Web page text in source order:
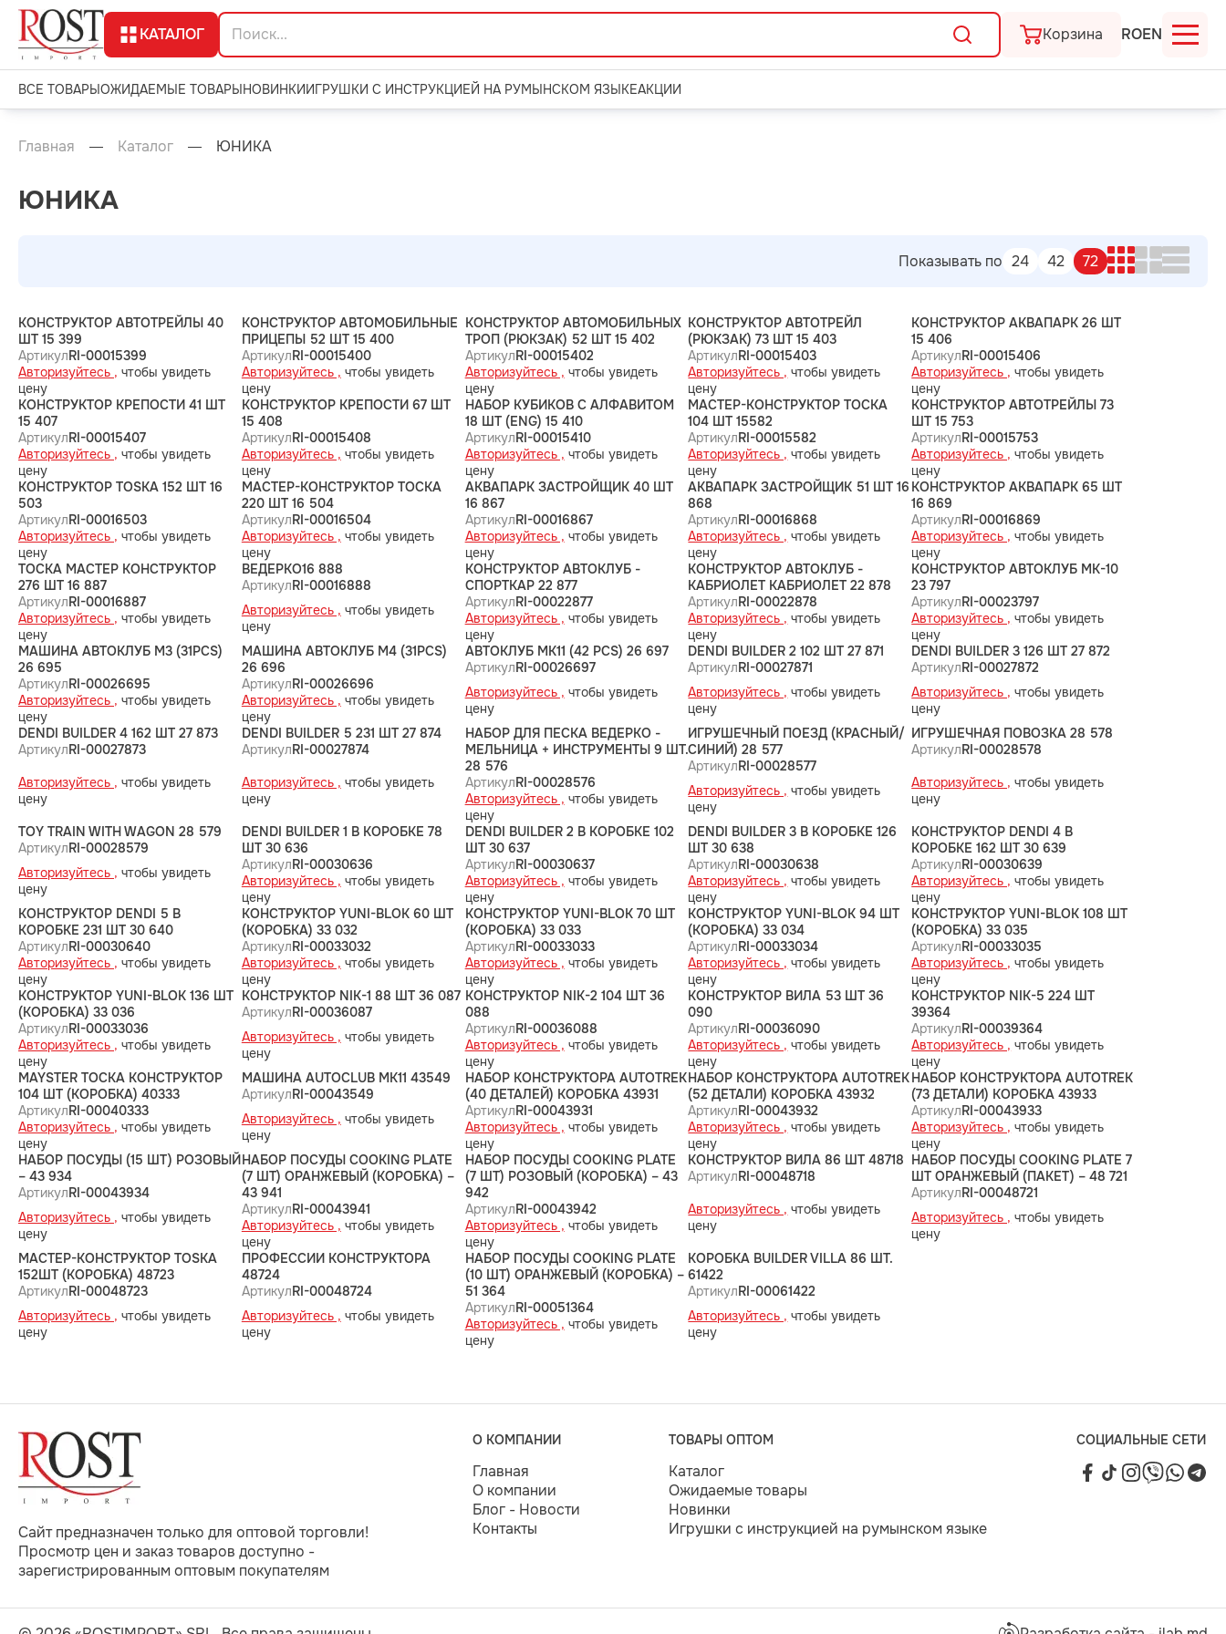
КАТАЛОГ Корзина ROEN
ВСЕ ТОВАРЫОЖИДАЕМЫЕ ТОВАРЫНОВИНКИИГРУШКИ С ИНСТРУКЦИЕЙ НА РУМЫНСКОМ ЯЗЫКЕАКЦИИ
Главная Каталог ЮНИКА
ЮНИКА
Показывать по 24 42 72
КОНСТРУКТОР АВТОТРЕЙЛЫ 40
ШТ 15 399
АртикулRI-00015399
Авторизуйтесь , чтобы увидеть
цену
КОНСТРУКТОР АВТОМОБИЛЬНЫЕ
ПРИЦЕПЫ 52 ШТ 15 400
АртикулRI-00015400
Авторизуйтесь , чтобы увидеть
цену
КОНСТРУКТОР АВТОМОБИЛЬНЫХ
ТРОП (РЮКЗАК) 52 ШТ 15 402
АртикулRI-00015402
Авторизуйтесь , чтобы увидеть
цену
КОНСТРУКТОР АВТОТРЕЙЛ
(РЮКЗАК) 73 ШТ 15 403
АртикулRI-00015403
Авторизуйтесь , чтобы увидеть
цену
КОНСТРУКТОР АКВАПАРК 26 ШТ
15 406
АртикулRI-00015406
Авторизуйтесь , чтобы увидеть
цену
КОНСТРУКТОР КРЕПОСТИ 41 ШТ
15 407
АртикулRI-00015407
Авторизуйтесь , чтобы увидеть
цену
КОНСТРУКТОР КРЕПОСТИ 67 ШТ
15 408
АртикулRI-00015408
Авторизуйтесь , чтобы увидеть
цену
НАБОР КУБИКОВ С АЛФАВИТОМ
18 ШТ (ENG) 15 410
АртикулRI-00015410
Авторизуйтесь , чтобы увидеть
цену
МАСТЕР-КОНСТРУКТОР ТОСКА
104 ШТ 15582
АртикулRI-00015582
Авторизуйтесь , чтобы увидеть
цену
КОНСТРУКТОР АВТОТРЕЙЛЫ 73
ШТ 15 753
АртикулRI-00015753
Авторизуйтесь , чтобы увидеть
цену
КОНСТРУКТОР TOSKA 152 ШТ 16
503
АртикулRI-00016503
Авторизуйтесь , чтобы увидеть
цену
МАСТЕР-КОНСТРУКТОР ТОСКА
220 ШТ 16 504
АртикулRI-00016504
Авторизуйтесь , чтобы увидеть
цену
АКВАПАРК ЗАСТРОЙЩИК 40 ШТ
16 867
АртикулRI-00016867
Авторизуйтесь , чтобы увидеть
цену
АКВАПАРК ЗАСТРОЙЩИК 51 ШТ 16
868
АртикулRI-00016868
Авторизуйтесь , чтобы увидеть
цену
КОНСТРУКТОР АКВАПАРК 65 ШТ
16 869
АртикулRI-00016869
Авторизуйтесь , чтобы увидеть
цену
ТОСКА МАСТЕР КОНСТРУКТОР
276 ШТ 16 887
АртикулRI-00016887
Авторизуйтесь , чтобы увидеть
цену
ВЕДЕРКО16 888
АртикулRI-00016888
Авторизуйтесь , чтобы увидеть
цену
КОНСТРУКТОР АВТОКЛУБ -
СПОРТКАР 22 877
АртикулRI-00022877
Авторизуйтесь , чтобы увидеть
цену
КОНСТРУКТОР АВТОКЛУБ -
КАБРИОЛЕТ КАБРИОЛЕТ 22 878
АртикулRI-00022878
Авторизуйтесь , чтобы увидеть
цену
КОНСТРУКТОР АВТОКЛУБ МК-10
23 797
АртикулRI-00023797
Авторизуйтесь , чтобы увидеть
цену
МАШИНА АВТОКЛУБ M3 (31PCS)
26 695
АртикулRI-00026695
Авторизуйтесь , чтобы увидеть
цену
МАШИНА АВТОКЛУБ M4 (31PCS)
26 696
АртикулRI-00026696
Авторизуйтесь , чтобы увидеть
цену
АВТОКЛУБ MK11 (42 PCS) 26 697
АртикулRI-00026697
Авторизуйтесь , чтобы увидеть
цену
DENDI BUILDER 2 102 ШТ 27 871
АртикулRI-00027871
Авторизуйтесь , чтобы увидеть
цену
DENDI BUILDER 3 126 ШТ 27 872
АртикулRI-00027872
Авторизуйтесь , чтобы увидеть
цену
DENDI BUILDER 4 162 ШТ 27 873
АртикулRI-00027873
Авторизуйтесь , чтобы увидеть
цену
DENDI BUILDER 5 231 ШТ 27 874
АртикулRI-00027874
Авторизуйтесь , чтобы увидеть
цену
НАБОР ДЛЯ ПЕСКА ВЕДЕРКО -
МЕЛЬНИЦА + ИНСТРУМЕНТЫ 9 ШТ.
28 576
АртикулRI-00028576
Авторизуйтесь , чтобы увидеть
цену
ИГРУШЕЧНЫЙ ПОЕЗД (КРАСНЫЙ/
СИНИЙ) 28 577
АртикулRI-00028577
Авторизуйтесь , чтобы увидеть
цену
ИГРУШЕЧНАЯ ПОВОЗКА 28 578
АртикулRI-00028578
Авторизуйтесь , чтобы увидеть
цену
TOY TRAIN WITH WAGON 28 579
АртикулRI-00028579
Авторизуйтесь , чтобы увидеть
цену
DENDI BUILDER 1 В КОРОБКЕ 78
ШТ 30 636
АртикулRI-00030636
Авторизуйтесь , чтобы увидеть
цену
DENDI BUILDER 2 В КОРОБКЕ 102
ШТ 30 637
АртикулRI-00030637
Авторизуйтесь , чтобы увидеть
цену
DENDI BUILDER 3 В КОРОБКЕ 126
ШТ 30 638
АртикулRI-00030638
Авторизуйтесь , чтобы увидеть
цену
КОНСТРУКТОР DENDI 4 В
КОРОБКЕ 162 ШТ 30 639
АртикулRI-00030639
Авторизуйтесь , чтобы увидеть
цену
КОНСТРУКТОР DENDI 5 В
КОРОБКЕ 231 ШТ 30 640
АртикулRI-00030640
Авторизуйтесь , чтобы увидеть
цену
КОНСТРУКТОР YUNI-BLOK 60 ШТ
(КОРОБКА) 33 032
АртикулRI-00033032
Авторизуйтесь , чтобы увидеть
цену
КОНСТРУКТОР YUNI-BLOK 70 ШТ
(КОРОБКА) 33 033
АртикулRI-00033033
Авторизуйтесь , чтобы увидеть
цену
КОНСТРУКТОР YUNI-BLOK 94 ШТ
(КОРОБКА) 33 034
АртикулRI-00033034
Авторизуйтесь , чтобы увидеть
цену
КОНСТРУКТОР YUNI-BLOK 108 ШТ
(КОРОБКА) 33 035
АртикулRI-00033035
Авторизуйтесь , чтобы увидеть
цену
КОНСТРУКТОР YUNI-BLOK 136 ШТ
(КОРОБКА) 33 036
АртикулRI-00033036
Авторизуйтесь , чтобы увидеть
цену
КОНСТРУКТОР NIK-1 88 ШТ 36 087
АртикулRI-00036087
Авторизуйтесь , чтобы увидеть
цену
КОНСТРУКТОР NIK-2 104 ШТ 36
088
АртикулRI-00036088
Авторизуйтесь , чтобы увидеть
цену
КОНСТРУКТОР ВИЛА 53 ШТ 36
090
АртикулRI-00036090
Авторизуйтесь , чтобы увидеть
цену
КОНСТРУКТОР NIK-5 224 ШТ
39364
АртикулRI-00039364
Авторизуйтесь , чтобы увидеть
цену
MAYSTER ТОСКА КОНСТРУКТОР
104 ШТ (КОРОБКА) 40333
АртикулRI-00040333
Авторизуйтесь , чтобы увидеть
цену
МАШИНА AUTOCLUB MK11 43549
АртикулRI-00043549
Авторизуйтесь , чтобы увидеть
цену
НАБОР КОНСТРУКТОРА AUTOTREK
(40 ДЕТАЛЕЙ) КОРОБКА 43931
АртикулRI-00043931
Авторизуйтесь , чтобы увидеть
цену
НАБОР КОНСТРУКТОРА AUTOTREK
(52 ДЕТАЛИ) КОРОБКА 43932
АртикулRI-00043932
Авторизуйтесь , чтобы увидеть
цену
НАБОР КОНСТРУКТОРА AUTOTREK
(73 ДЕТАЛИ) КОРОБКА 43933
АртикулRI-00043933
Авторизуйтесь , чтобы увидеть
цену
НАБОР ПОСУДЫ (15 ШТ) РОЗОВЫЙ
– 43 934
АртикулRI-00043934
Авторизуйтесь , чтобы увидеть
цену
НАБОР ПОСУДЫ COOKING PLATE
(7 ШТ) ОРАНЖЕВЫЙ (КОРОБКА) –
43 941
АртикулRI-00043941
Авторизуйтесь , чтобы увидеть
цену
НАБОР ПОСУДЫ COOKING PLATE
(7 ШТ) РОЗОВЫЙ (КОРОБКА) – 43
942
АртикулRI-00043942
Авторизуйтесь , чтобы увидеть
цену
КОНСТРУКТОР ВИЛА 86 ШТ 48718
АртикулRI-00048718
Авторизуйтесь , чтобы увидеть
цену
НАБОР ПОСУДЫ COOKING PLATE 7
ШТ ОРАНЖЕВЫЙ (ПАКЕТ) – 48 721
АртикулRI-00048721
Авторизуйтесь , чтобы увидеть
цену
МАСТЕР-КОНСТРУКТОР TOSKA
152ШТ (КОРОБКА) 48723
АртикулRI-00048723
Авторизуйтесь , чтобы увидеть
цену
ПРОФЕССИИ КОНСТРУКТОРА
48724
АртикулRI-00048724
Авторизуйтесь , чтобы увидеть
цену
НАБОР ПОСУДЫ COOKING PLATE
(10 ШТ) ОРАНЖЕВЫЙ (КОРОБКА) –
51 364
АртикулRI-00051364
Авторизуйтесь , чтобы увидеть
цену
КОРОБКА BUILDER VILLA 86 ШТ.
61422
АртикулRI-00061422
Авторизуйтесь , чтобы увидеть
цену
Сайт предназначен только для оптовой торговли!
Просмотр цен и заказ товаров доступно -
зарегистрированным оптовым покупателям
О КОМПАНИИ
Главная
О компании
Блог - Новости
Контакты
ТОВАРЫ ОПТОМ
Каталог
Ожидаемые товары
Новинки
Игрушки с инструкцией на румынском языке
СОЦИАЛЬНЫЕ СЕТИ